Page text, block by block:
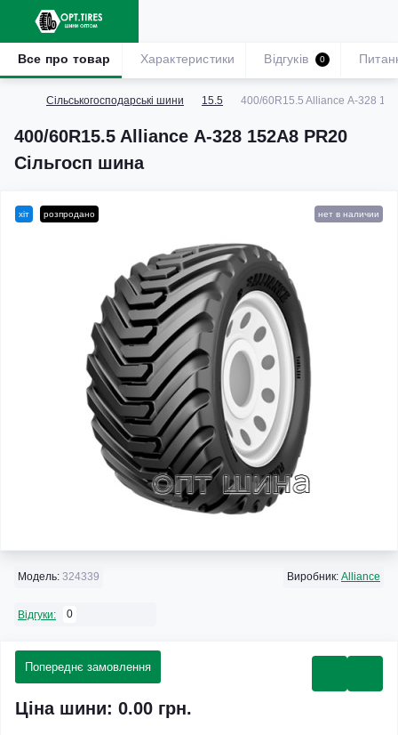
Сільськогосподарські шини 15.5 400/60R15.5 Alliance А-328
400/60R15.5 Alliance А-328 152A8 PR20
Сільгосп шина
Все про товар Характеристики Відгуків 0
хіт розпродано нет в наличии
Модель: 324339 Виробник: Alliance
Відгуки: 0
Попереднє замовлення
Ціна шини: 0.00 грн.